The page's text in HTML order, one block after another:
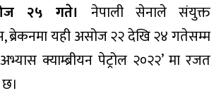
२५ गते। नेपाली सेनाले संयुक्त
ब्रेकनमा यही असोज २२ देखि २४ गतेसम्म
क्याम्ब्रीयन पेट्रोल २०२२’ मा रजत